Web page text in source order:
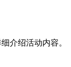
介绍活动内容。